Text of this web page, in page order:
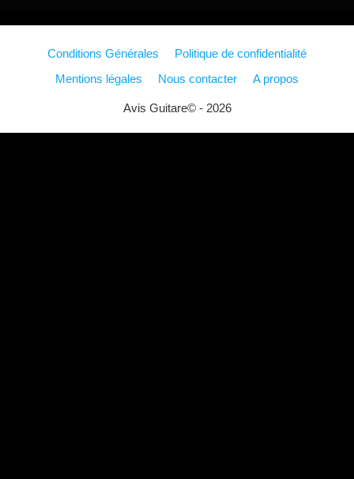
Conditions Générales
Politique de confidentialité
Mentions légales
Nous contacter A propos
Avis Guitare© - 2026